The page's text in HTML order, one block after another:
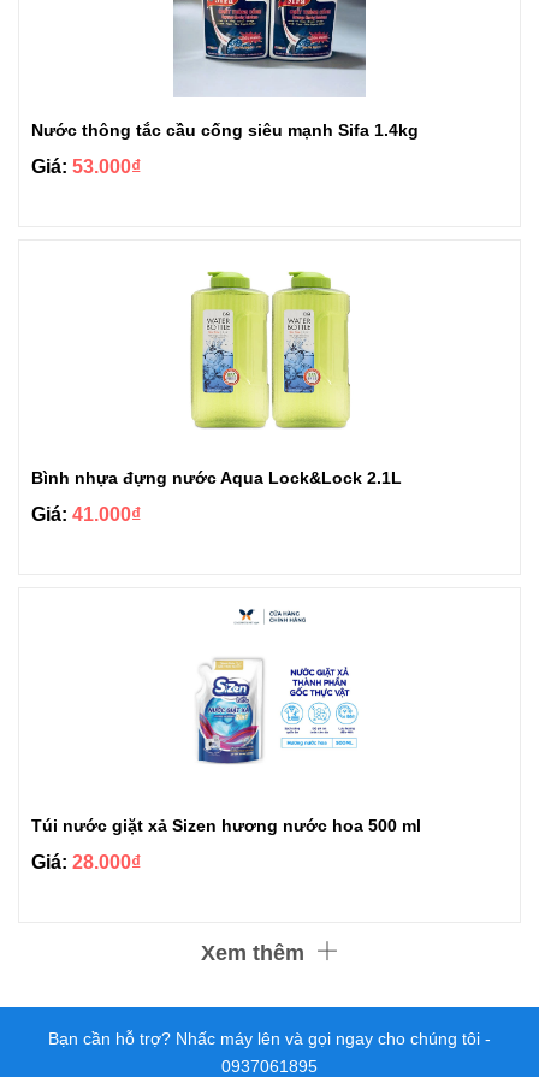
Nước thông tắc cầu cống siêu mạnh Sifa 1.4kg
Giá: 53.000₫
Bình nhựa đựng nước Aqua Lock&Lock 2.1L
Giá: 41.000₫
Túi nước giặt xả Sizen hương nước hoa 500 ml
Giá: 28.000₫
Xem thêm
Bạn cần hỗ trợ? Nhấc máy lên và gọi ngay cho chúng tôi -
0937061895